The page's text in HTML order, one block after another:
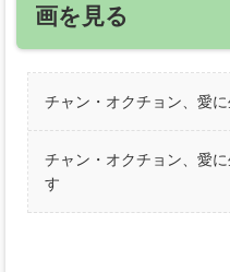
画を見る
チャン・オクチョン、愛
チャン・オクチョン、愛
す